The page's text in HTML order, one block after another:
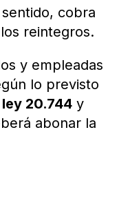
cobra
reintegros.
y empleadas
lo previsto
20.744 y
abonar la